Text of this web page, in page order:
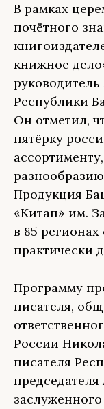
В рамках
почётного
книжное
Республики
Он отметил,
пятёрку
Продукция
«Китап» им.
в 85
практически
Программу
писателя,
России
писателя